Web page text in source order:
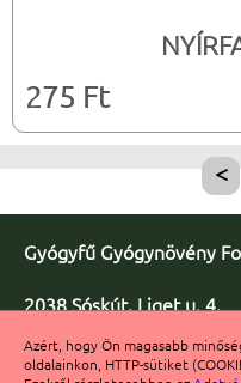
Azért, hogy Ön magasabb
oldalainkon, HTTP-sütiket
275 Ft
<
Gyógyfű Gyógynövény
2038 Sóskút, Liget u. 4.
Fax: +36 23 347-091